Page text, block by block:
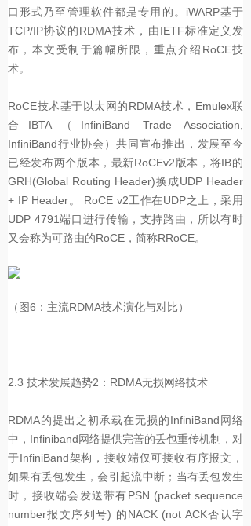
口形式乃至管理软件都是专用的。iWARP基于
TCP/IP协议的RDMA技术，由IETF标准定义发
布，本文受制于篇幅所限，重点介绍RoCE技
术。
RoCE技术基于以太网的RDMA技术，Emulex联
合IBTA（InfiniBand Trade Association,
InfiniBand行业协会）共同宣布推出，发展至今
已经发布两个版本，最新RoCEv2版本，将IB的
GRH(Global Routing Header)换成UDP Header
+ IP Header。 RoCE v2工作在UDP之上，采用
UDP 4791端口进行传输，支持路由，所以有时
又会称为可路由的RoCE，简称RRoCE。
（图6：主流RDMA技术演化与对比）
2.3 技术发展趋势2：RDMA无损网络技术
RDMA的提出之初承载在无损的InfiniBand网络
中，Infiniband网络提供完善的丢包重传机制，对
于InfiniBand架构，接收端仅可接收有序报文，
如果有丢包发生，会引起流中断；当有丢包发生
时，接收端会发送带有PSN (packet sequence
number报文序列号) 的NACK (not ACK否认字